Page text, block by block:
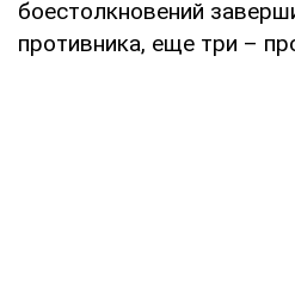
боестолкновений
противника, еще три –